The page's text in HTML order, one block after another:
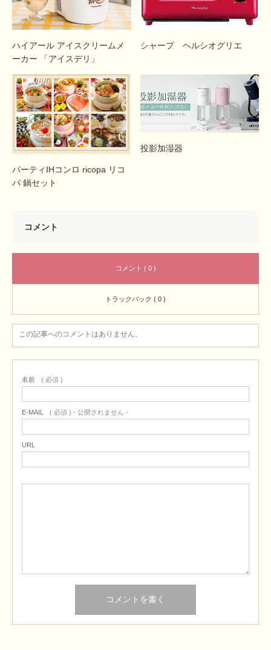
ハイアール アイスクリームメ
ーカー 「アイスデリ」
シャープ ヘルシオグリエ
パーティIHコンロ ricopa リコ
パ 鍋セット
投影加湿器
コメント
コメント ( 0 )
トラックバック ( 0 )
この記事へのコメントはありません。
名前 ( 必須 )
E-MAIL ( 必須 ) - 公開されません -
URL